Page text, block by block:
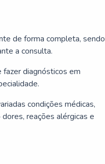
de forma completa, sendo
a consulta.
diagnósticos em
condições médicas,
reações alérgicas e